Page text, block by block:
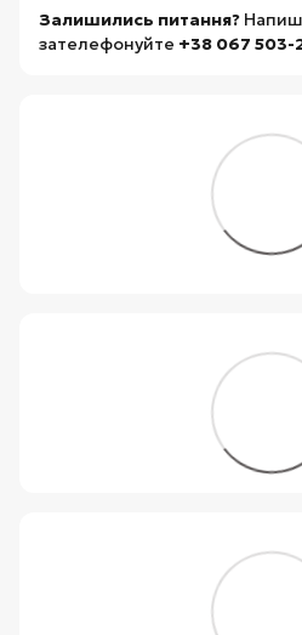
Залишились питання?
зателефонуйте +38 067 503-